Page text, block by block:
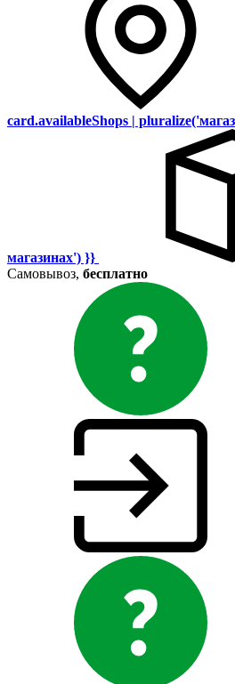
card.availableShops |
магазинах') }}
Самовывоз, бесплатно